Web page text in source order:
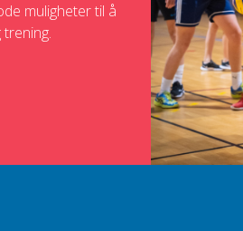
muligheter til å